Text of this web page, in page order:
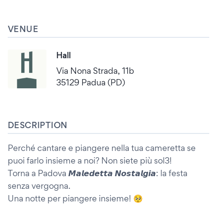
VENUE
Hall
Via Nona Strada, 11b
35129 Padua (PD)
DESCRIPTION
Perché cantare e piangere nella tua cameretta se
puoi farlo insieme a noi? Non siete più sol3!
Torna a Padova 𝙈𝙖𝙡𝙚𝙙𝙚𝙩𝙩𝙖 𝙉𝙤𝙨𝙩𝙖𝙡𝙜𝙞𝙖: la festa
senza vergogna.
Una notte per piangere insieme! 🥺